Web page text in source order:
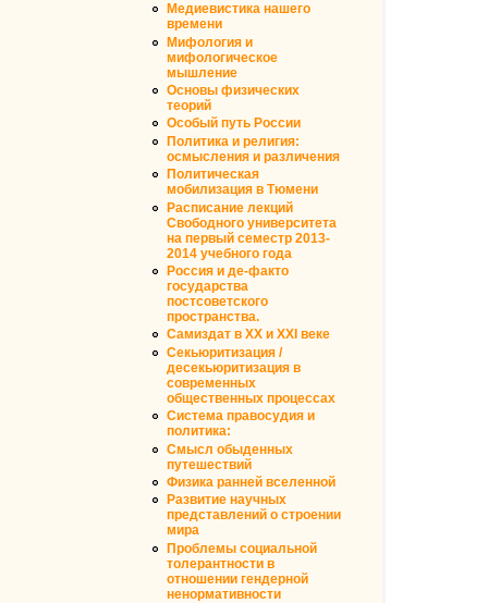
Медиевистика нашего
времени
Мифология и
мифологическое
мышление
Основы физических
теорий
Особый путь России
Политика и религия:
осмысления и различения
Политическая
мобилизация в Тюмени
Расписание лекций
Свободного университета
на первый семестр 2013-
2014 учебного года
Россия и де-факто
государства
постсоветского
пространства.
Самиздат в XX и XXI веке
Секьюритизация /
десекьюритизация в
современных
общественных процессах
Система правосудия и
политика:
Смысл обыденных
путешествий
Физика ранней вселенной
Развитие научных
представлений о строении
мира
Проблемы социальной
толерантности в
отношении гендерной
ненормативности